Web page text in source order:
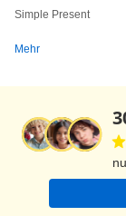
Simple Present
Mehr